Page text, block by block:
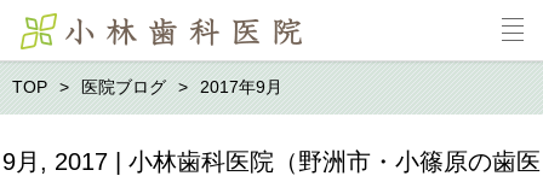
TOP 医院ブログ 2017年9月
9月, 2017 | 小林歯科医院（野洲市・小篠原の歯医